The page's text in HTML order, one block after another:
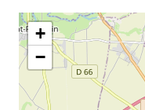
+
−